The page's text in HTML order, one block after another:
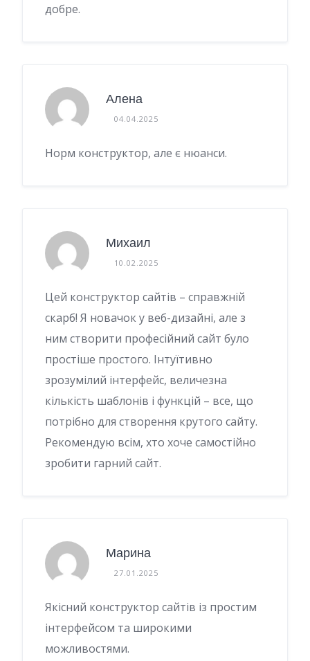
добре.
Алена
04.04.2025
Норм конструктор, але є нюанси.
Михаил
10.02.2025
Цей конструктор сайтів – справжній
скарб! Я новачок у веб-дизайні, але з
ним створити професійний сайт було
простіше простого. Інтуїтивно
зрозумілий інтерфейс, величезна
кількість шаблонів і функцій – все, що
потрібно для створення крутого сайту.
Рекомендую всім, хто хоче самостійно
зробити гарний сайт.
Марина
27.01.2025
Якісний конструктор сайтів із простим
інтерфейсом та широкими
можливостями.